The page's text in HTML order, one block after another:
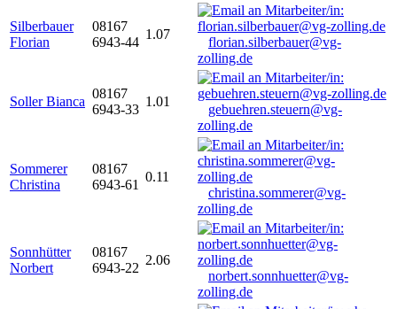
Silberbauer
Florian
08167
6943-44
1.07
florian.silberbauer@vg-
zolling.de
Soller Bianca
08167
6943-33
1.01
gebuehren.steuern@vg-
zolling.de
Sommerer
Christina
08167
6943-61
0.11
christina.sommerer@vg-
zolling.de
Sonnhütter
Norbert
08167
6943-22
2.06
norbert.sonnhuetter@vg-
zolling.de